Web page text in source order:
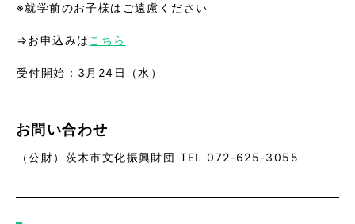
※就学前のお子様はご遠慮ください
⇒お申込みはこちら
受付開始：3月24日（水）
お問い合わせ
（公財）茨木市文化振興財団 TEL 072-625-3055